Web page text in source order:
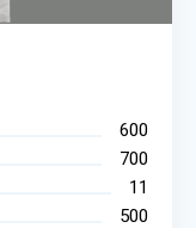
600
700
11
500